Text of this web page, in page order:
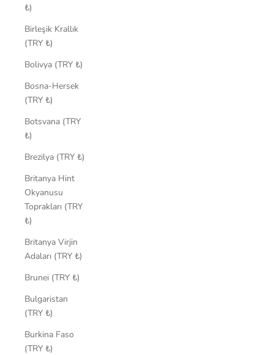
₺)
Birleşik Krallık
(TRY ₺)
Bolivya (TRY ₺)
Bosna-Hersek
(TRY ₺)
Botsvana (TRY
₺)
Brezilya (TRY ₺)
Britanya Hint
Okyanusu
Toprakları (TRY
₺)
Britanya Virjin
Adaları (TRY ₺)
Brunei (TRY ₺)
Bulgaristan
(TRY ₺)
Burkina Faso
(TRY ₺)